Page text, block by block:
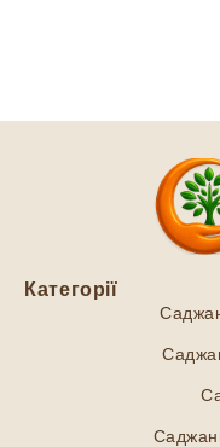
Категорії